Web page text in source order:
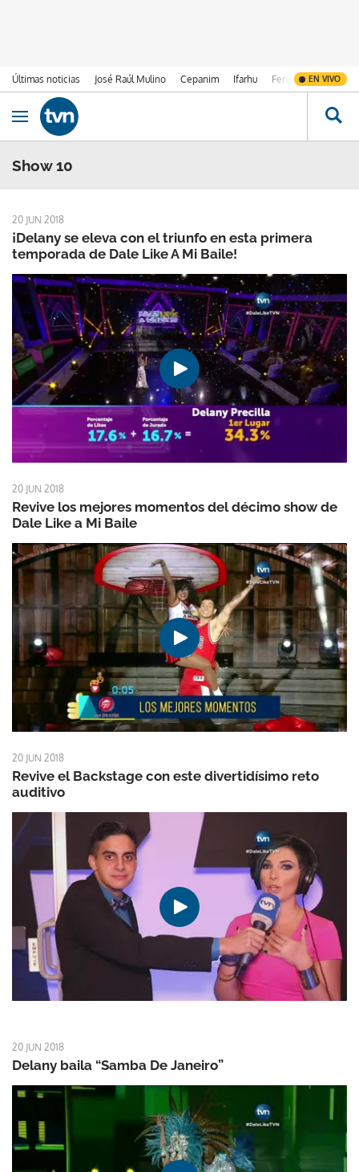
Últimas noticias José Raúl Mulino Cepanim Ifarhu Fenómeno de El
EN VIVO
Ir al contenido
Obrir navegació
Show 10
20 JUN 2018
¡Delany se eleva con el triunfo en esta primera
temporada de Dale Like A Mi Baile!
20 JUN 2018
Revive los mejores momentos del décimo show de
Dale Like a Mi Baile
20 JUN 2018
Revive el Backstage con este divertidísimo reto
auditivo
20 JUN 2018
Delany baila “Samba De Janeiro”